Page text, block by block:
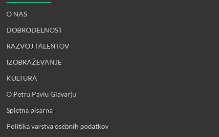
O NAS
DOBRODELNOST
RAZVOJ TALENTOV
IZOBRAŽEVANJE
KULTURA
O Petru Pavlu Glavarju
Spletna pisarna
Politika varstva osebnih podatkov